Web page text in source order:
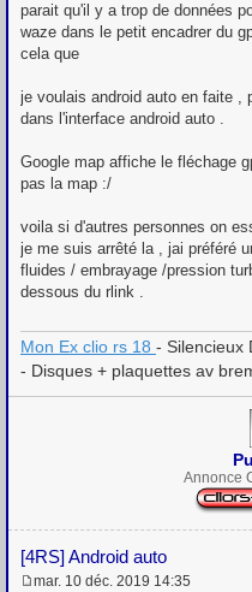
parait qu'il y a trop de données
waze dans le petit encadrer du
cela que
je voulais android auto en faite ,
dans l'interface android auto .
Google map affiche le fléchage
pas la map :/
voila si d'autres personnes on
je me suis arrêté la , jai préféré
fluides / embrayage /pression
dessous du rlink .
Mon Ex clio rs 18 - Silencieux
- Disques + plaquettes av
Annonce
[4RS] Android auto
mar. 10 déc. 2019 14:35